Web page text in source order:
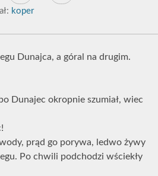
koper
Dunajca, a góral na drugim.
Dunajec okropnie szumiał, wiec
prąd go porywa, ledwo żywy
Po chwili podchodzi wściekły